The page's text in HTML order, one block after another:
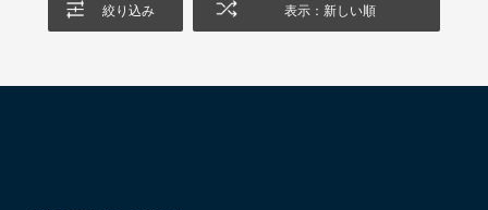
絞り込み 表示：新しい順